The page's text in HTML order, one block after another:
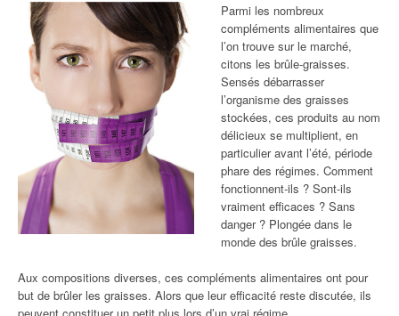
Parmi les nombreux
compléments alimentaires que
l’on trouve sur le marché,
citons les brûle-graisses.
Sensés débarrasser
l’organisme des graisses
stockées, ces produits au nom
délicieux se multiplient, en
particulier avant l’été, période
phare des régimes. Comment
fonctionnent-ils ? Sont-ils
vraiment efficaces ? Sans
danger ? Plongée dans le
monde des brûle graisses.
Aux compositions diverses, ces compléments alimentaires ont pour
but de brûler les graisses. Alors que leur efficacité reste discutée, ils